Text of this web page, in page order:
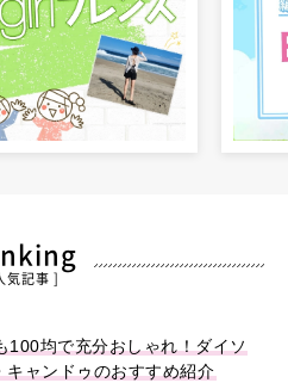
気記事 ]
100均で充分おしゃれ！ダイソ
キャンドゥのおすすめ紹介